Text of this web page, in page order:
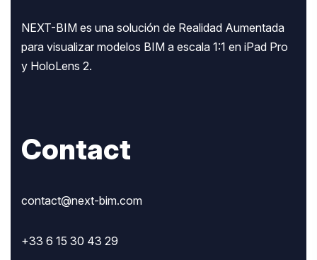
NEXT-BIM es una solución de Realidad Aumentada
para visualizar modelos BIM a escala 1:1 en iPad Pro
y HoloLens 2.
Contact
contact@next-bim.com
+33 6 15 30 43 29